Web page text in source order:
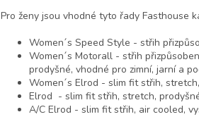
Pro ženy jsou vhodné tyto řady Fasthouse
Women´s Speed Style - střih
Women´s Motorall - střih
prodyšné, vhodné pro zimní, jarní a
Women´s Elrod - slim fit střih,
Elrod - slim fit střih, stretch,
A/C Elrod - slim fit střih, air cooled,